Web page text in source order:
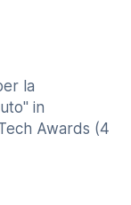
la
in
Awards (4